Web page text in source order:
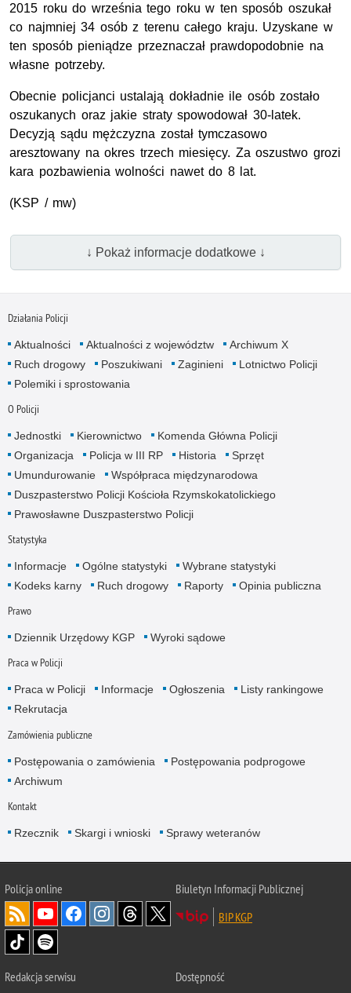
2015 roku do września tego roku w ten sposób oszukał
co najmniej 34 osób z terenu całego kraju. Uzyskane w
ten sposób pieniądze przeznaczał prawdopodobnie na
własne potrzeby.
Obecnie policjanci ustalają dokładnie ile osób zostało
oszukanych oraz jakie straty spowodował 30-latek.
Decyzją sądu mężczyzna został tymczasowo
aresztowany na okres trzech miesięcy. Za oszustwo grozi
kara pozbawienia wolności nawet do 8 lat.
(KSP / mw)
↓ Pokaż informacje dodatkowe ↓
Działania Policji
Aktualności Aktualności z województw
Archiwum X
Ruch drogowy
Poszukiwani Zaginieni
Lotnictwo Policji
Polemiki i sprostowania
O Policji
Jednostki Kierownictwo
Komenda Główna Policji
Organizacja
Policja w III RP Historia
Sprzęt
Umundurowanie
Współpraca międzynarodowa
Duszpasterstwo Policji Kościoła Rzymskokatolickiego
Prawosławne Duszpasterstwo Policji
Statystyka
Informacje Ogólne statystyki
Wybrane statystyki
Kodeks karny
Ruch drogowy Raporty Opinia publiczna
Prawo
Dziennik Urzędowy KGP Wyroki sądowe
Praca w Policji
Praca w Policji Informacje Ogłoszenia
Listy rankingowe
Rekrutacja
Zamówienia publiczne
Postępowania o zamówienia
Postępowania podprogowe
Archiwum
Kontakt
Rzecznik Skargi i wnioski Sprawy weteranów
Policjaonline
Biuletyn Informacji Publicznej
BIP KGP
Redakcja serwisu Dostępność